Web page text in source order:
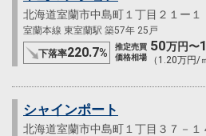
北海道室蘭市中島町１丁目２１ー１
室蘭本線 東室蘭駅 築57年 25戸
下落率220.7%
推定売買
価格相場
50万円〜
（1.20万円/
シャインポート
北海道室蘭市中島町１丁目３７－１